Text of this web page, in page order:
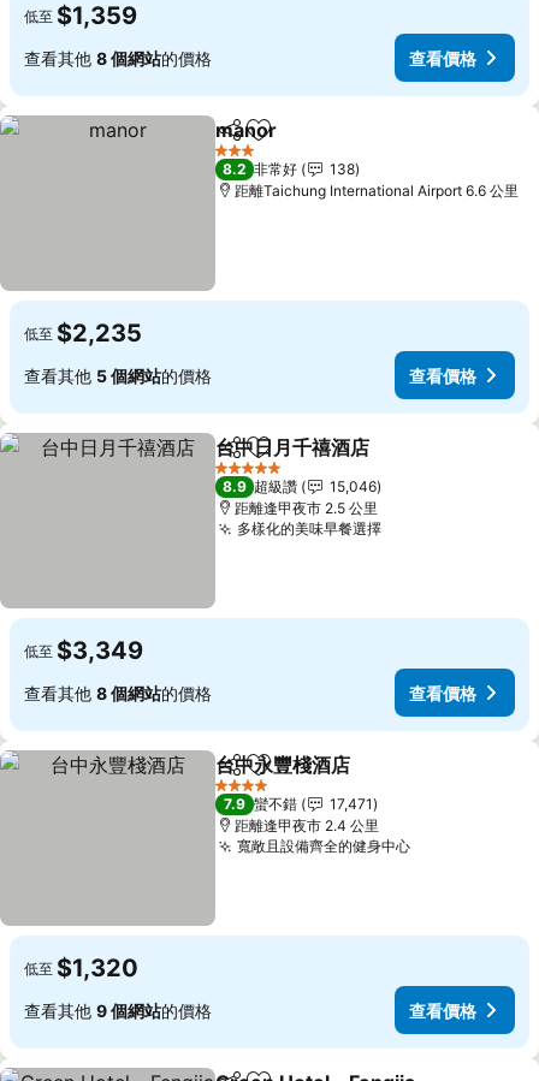
低至 $1,359
查看其他 8 個網站的價格 查看價格
分享 加入我的最愛
manor
3 星級
8.2 非常好
138
距離Taichung International Airport 6.6 公里
低至 $2,235
查看其他 5 個網站的價格 查看價格
分享 加入我的最愛
台中日月千禧酒店
5 星級
8.9 超級讚
15,046
距離逢甲夜市 2.5 公里
多樣化的美味早餐選擇
低至 $3,349
查看其他 8 個網站的價格 查看價格
分享 加入我的最愛
台中永豐棧酒店
4 星級
7.9 蠻不錯
17,471
距離逢甲夜市 2.4 公里
寬敞且設備齊全的健身中心
低至 $1,320
查看其他 9 個網站的價格 查看價格